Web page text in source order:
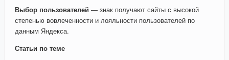
Выбор пользователей — знак получают сайты с высокой
степенью вовлеченности и лояльности пользователей по
данным Яндекса.
Статьи по теме